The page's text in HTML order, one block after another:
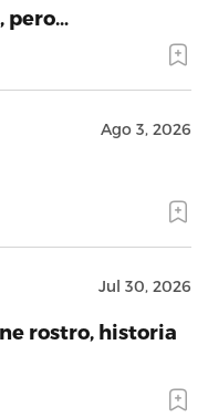
pero…
Ago 3, 2026
Jul 30, 2026
rostro, historia